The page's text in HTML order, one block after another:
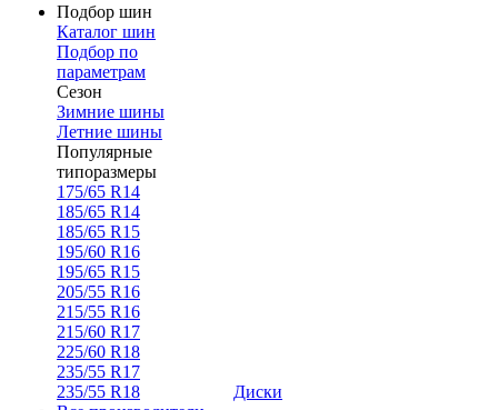
Подбор шин
Каталог шин
Подбор по
параметрам
Сезон
Зимние шины
Летние шины
Популярные
типоразмеры
175/65 R14
185/65 R14
185/65 R15
195/60 R16
195/65 R15
205/55 R16
215/55 R16
215/60 R17
225/60 R18
235/55 R17
235/55 R18
Диски